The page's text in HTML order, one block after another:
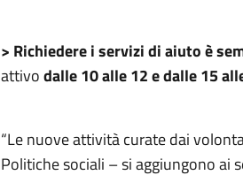
> Richiedere i servizi di aiuto è
attivodalle 10 alle 12 e dalle 15
“Le nuove attività curate dai
Politiche sociali – si aggiungono ai